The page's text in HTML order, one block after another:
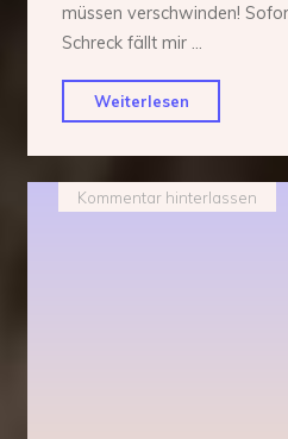
müssen verschwinden!
Schreck fällt mir …
Weiterlesen
aus
der
anderen
Welt"
Kommentar hinterlassen